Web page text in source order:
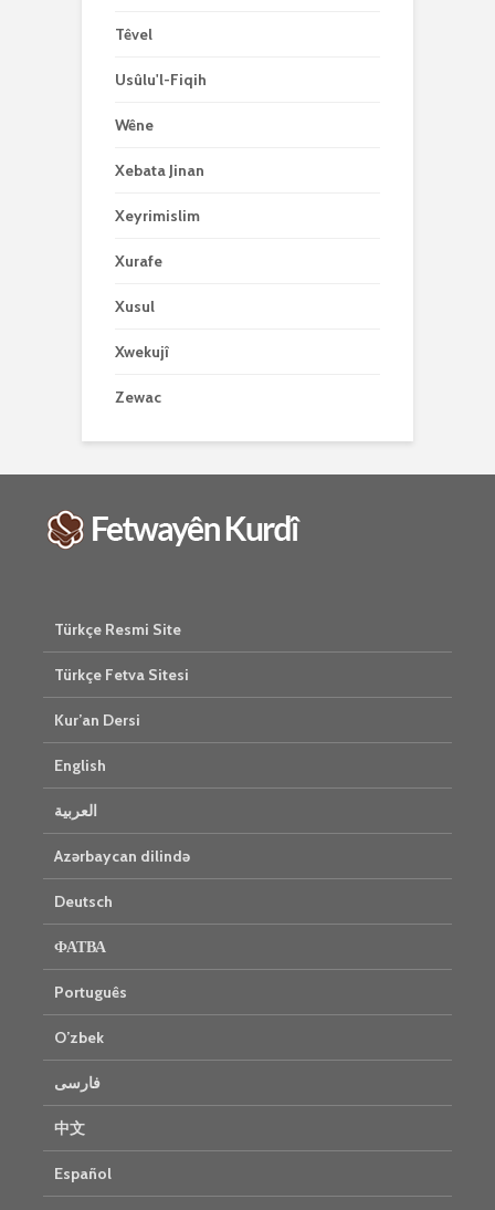
Têvel
Usûlu'l-Fiqih
Wêne
Xebata Jinan
Xeyrimislim
Xurafe
Xusul
Xwekujî
Zewac
Türkçe Resmi Site
Türkçe Fetva Sitesi
Kur’an Dersi
English
العربية
Azərbaycan dilində
Deutsch
ФАТВА
Português
O’zbek
فارسی
中文
Español